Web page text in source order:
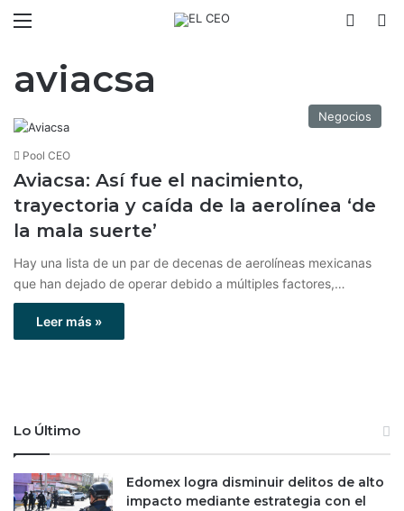
aviacsa
Negocios
Pool CEO
Aviacsa: Así fue el nacimiento,
trayectoria y caída de la aerolínea ‘de
la mala suerte’
Hay una lista de un par de decenas de aerolíneas mexicanas
que han dejado de operar debido a múltiples factores,…
Leer más »
Lo Último
Edomex logra disminuir delitos de alto
impacto mediante estrategia con el